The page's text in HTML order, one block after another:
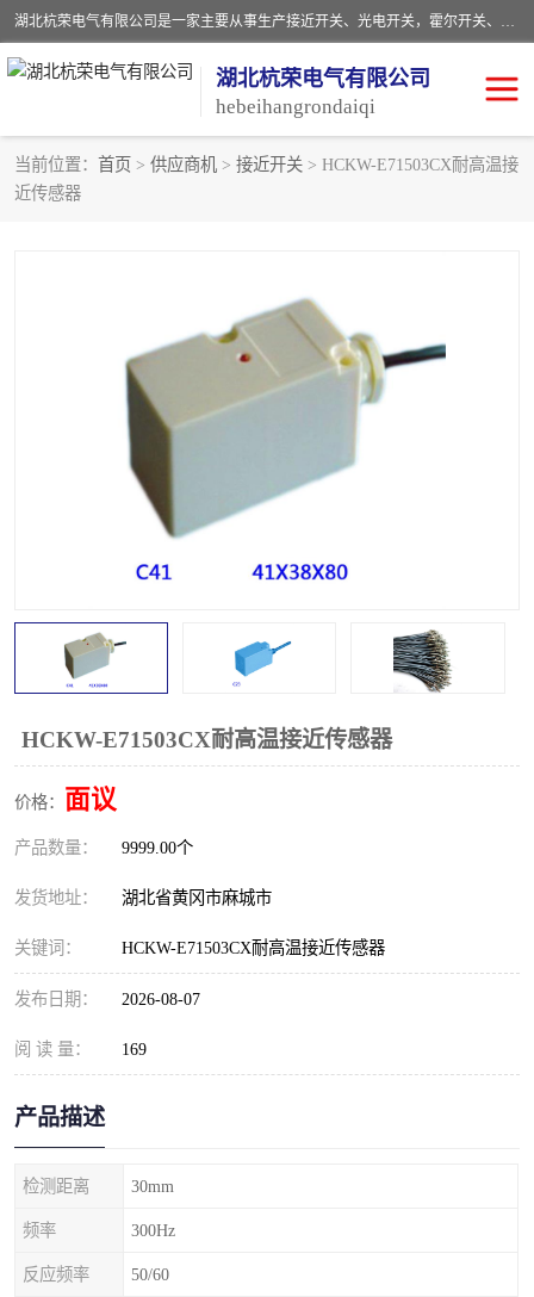
湖北杭荣电气有限公司是一家主要从事生产接近开关、光电开关，霍尔开关、两级跑偏开关、双向拉绳开关、速度监测器、皮带打滑开关、阻旋式料位开关、皮带纵向撕裂开关、溜槽堵塞开关、声光报警器、矿用磁性井筒开关等，主营行业：电气设备、仪器仪表制造, 高低压电器，成套电气设备，矿用防爆机电设备，皮带机综合保护系统，防爆电器，传感器，工矿配件，电器配件，自动化工业机器人的研发，制造，加工销售。
湖北杭荣电气有限公司
hebeihangrondaiqi
当前位置： 首页 > 供应商机 > 接近开关 > HCKW-E71503CX耐高温接
近传感器
HCKW-E71503CX耐高温接近传感器
价格： 面议
产品数量： 9999.00个
发货地址： 湖北省黄冈市麻城市
关键词： HCKW-E71503CX耐高温接近传感器
发布日期： 2026-08-07
阅 读 量： 169
产品描述
检测距离 30mm
频率 300Hz
反应频率 50/60
阻旋料位开关
声光报警器
滑线指示灯
光电开关
拉绳开关
溜槽堵塞检测开关
限位开关 速度检测器
速度传感器
微电脑超速开关